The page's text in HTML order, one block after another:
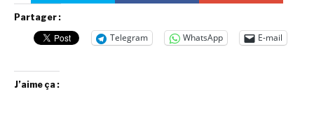
Partager :
Telegram WhatsApp E-mail
J’aime ça :